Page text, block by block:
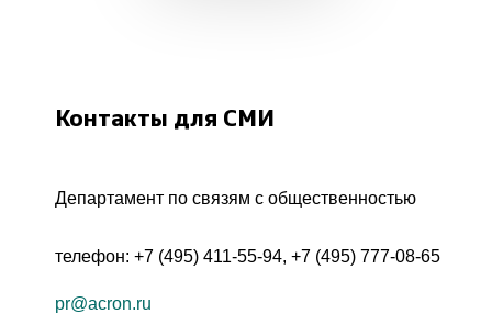
Контакты для СМИ
Департамент по связям с общественностью
телефон: +7 (495) 411-55-94, +7 (495) 777-08-65
pr@acron.ru